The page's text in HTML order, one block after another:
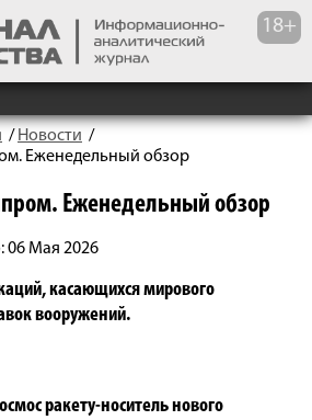
/ Новости /
Еженедельный обзор
Еженедельный обзор
06 Мая 2026
касающихся мирового
вооружений.
ракету-носитель нового